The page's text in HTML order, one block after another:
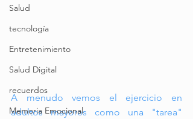
Salud
tecnología
Entretenimiento
Salud Digital
recuerdos
Memoria Emocional
A menudo vemos el ejercicio en
adultos mayores como una "tarea"